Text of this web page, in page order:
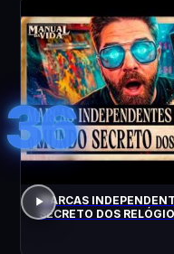
36
MARCAS
SECRETO DOS